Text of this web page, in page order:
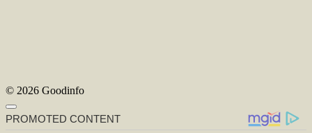
© 2026 Goodinfo